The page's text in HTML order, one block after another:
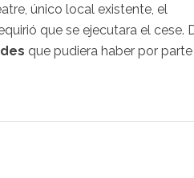
único local existente, el
que se ejecutara el cese.
que pudiera haber por parte